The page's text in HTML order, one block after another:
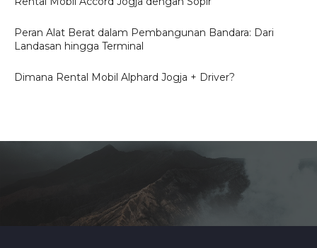
Peran Alat Berat dalam Pembangunan Bandara: Dari
Landasan hingga Terminal
Dimana Rental Mobil Alphard Jogja + Driver?